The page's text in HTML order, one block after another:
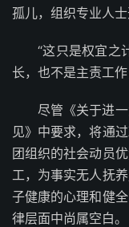
孤儿，组织专业人
“这只是权宜之
长，也不是主责工
尽管《关于进
见》中要求，将通
团组织的社会动员
工，为事实无人抚
子健康的心理和健
律层面中尚属空白。